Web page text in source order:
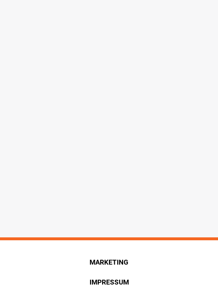
MARKETING
IMPRESSUM